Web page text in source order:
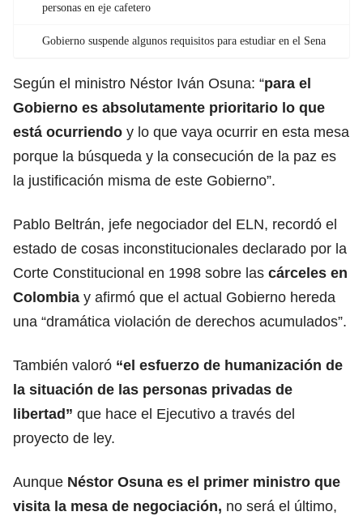
personas en eje cafetero
Gobierno suspende algunos requisitos para estudiar en el Sena
Según el ministro Néstor Iván Osuna: “para el
Gobierno es absolutamente prioritario lo que
está ocurriendo y lo que vaya ocurrir en esta mesa
porque la búsqueda y la consecución de la paz es
la justificación misma de este Gobierno”.
Pablo Beltrán, jefe negociador del ELN, recordó el
estado de cosas inconstitucionales declarado por la
Corte Constitucional en 1998 sobre las cárceles en
Colombia y afirmó que el actual Gobierno hereda
una “dramática violación de derechos acumulados”.
También valoró “el esfuerzo de humanización de
la situación de las personas privadas de
libertad” que hace el Ejecutivo a través del
proyecto de ley.
Aunque Néstor Osuna es el primer ministro que
visita la mesa de negociación, no será el último,